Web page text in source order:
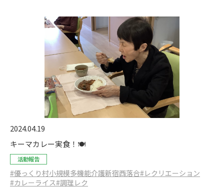
2024.04.19
キーマカレー実食！🍽️
活動報告
#優っくり村小規模多機能介護新宿西落合#レクリエーション
#カレーライス#調理レク